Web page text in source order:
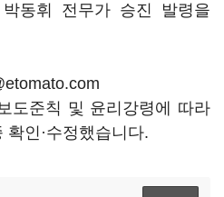
박동휘 전무가 승진 발령을
도준칙 및 윤리강령에 따라
인·수정했습니다.